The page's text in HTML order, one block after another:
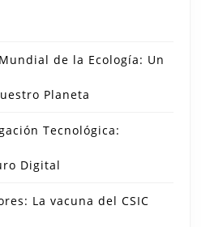
de la Ecología: Un
Planeta
Tecnológica:
Digital
La vacuna del CSIC